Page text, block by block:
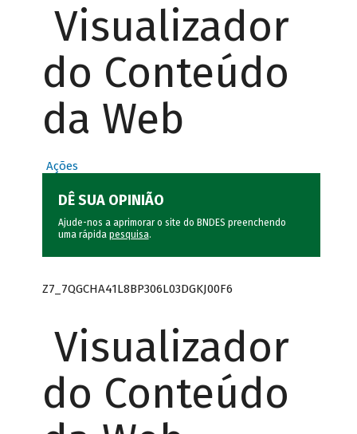
Visualizador
do Conteúdo
da Web
Ações
DÊ SUA OPINIÃO
Ajude-nos a aprimorar o site do BNDES preenchendo
uma rápida pesquisa.
Z7_7QGCHA41L8BP306L03DGKJ00F6
Visualizador
do Conteúdo